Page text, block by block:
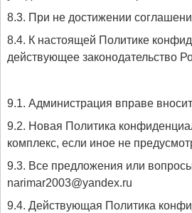
8.3. При не достижении
8.4. К настоящей Политике
действующее законодательство
9.1. Администрация вправе
9.2. Новая Политика
комплекс, если иное не
9.3. Все предложения или
narimar2003@yandex.ru
9.4. Действующая Политика